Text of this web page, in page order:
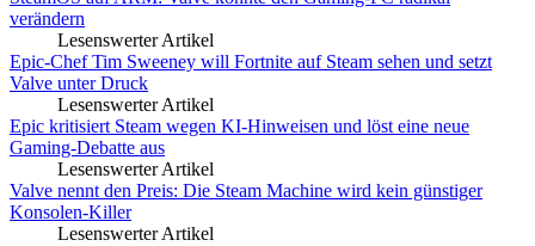
verändern
Lesenswerter Artikel
Epic-Chef Tim Sweeney will Fortnite auf Steam sehen und setzt
Valve unter Druck
Lesenswerter Artikel
Epic kritisiert Steam wegen KI-Hinweisen und löst eine neue
Gaming-Debatte aus
Lesenswerter Artikel
Valve nennt den Preis: Die Steam Machine wird kein günstiger
Konsolen-Killer
Lesenswerter Artikel